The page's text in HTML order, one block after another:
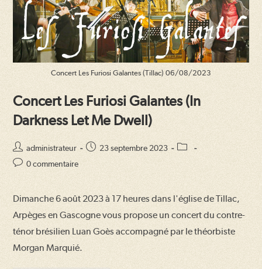
Concert Les Furiosi Galantes (Tillac) 06/08/2023
Concert Les Furiosi Galantes (In
Darkness Let Me Dwell)
Auteur/autrice
de
administrateur
Publication
23 septembre 2023
Post
Commentaires
publication :
0 commentaire
Dimanche 6 août 2023 à 17 heures dans l'église de Tillac,
Arpèges en Gascogne vous propose un concert du contre-
ténor brésilien Luan Goès accompagné par le théorbiste
Morgan Marquié.